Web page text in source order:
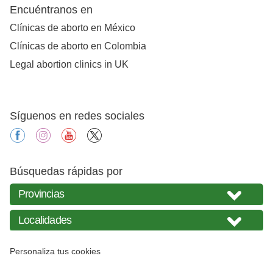
Encuéntranos en
Clínicas de aborto en México
Clínicas de aborto en Colombia
Legal abortion clinics in UK
Síguenos en redes sociales
facebookinstagramyoutube
Búsquedas rápidas por
Personaliza tus cookies